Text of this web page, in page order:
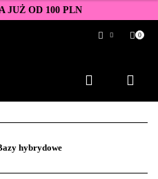
JUŻ OD 100 PLN
Zarejestruj się
Dodaj zgłoszenie
Zgody cookies
0
hybrydowe